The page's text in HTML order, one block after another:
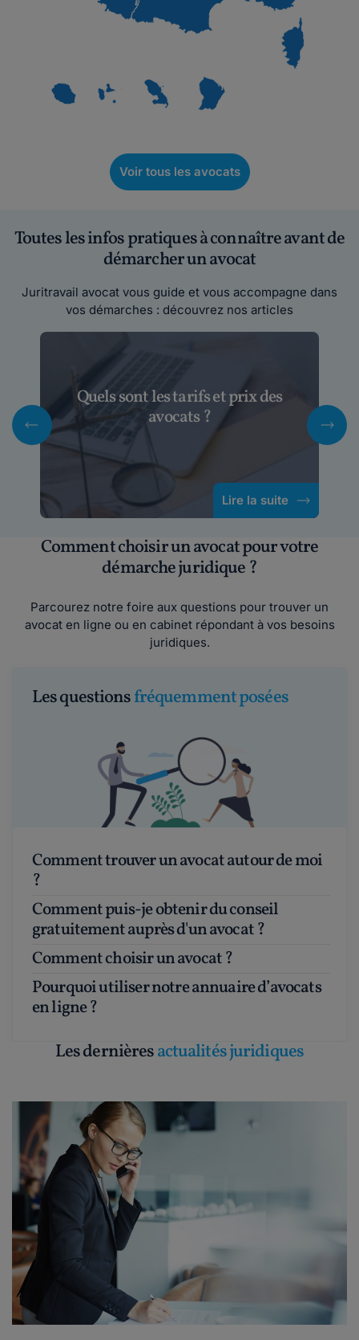
Voir tous les avocats
Toutes les infos pratiques à connaître avant de
démarcher un avocat
Juritravail avocat vous guide et vous accompagne dans
vos démarches : découvrez nos articles
Quels sont les tarifs et prix des
avocats ?
Lire la suite
Comment choisir un avocat pour votre
démarche juridique ?
Parcourez notre foire aux questions pour trouver un
avocat en ligne ou en cabinet répondant à vos besoins
juridiques.
Les questionsfréquemment posées
Comment trouver un avocat autour de moi
?
Comment puis-je obtenir du conseil
gratuitement auprès d'un avocat ?
Comment choisir un avocat ?
Pourquoi utiliser notre annuaire d’avocats
en ligne ?
Les dernièresactualités juridiques